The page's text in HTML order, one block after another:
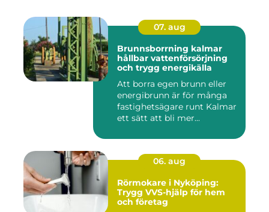
07. aug
Brunnsborrning kalmar
hållbar vattenförsörjning
och trygg energikälla
Att borra egen brunn eller
energibrunn är för många
fastighetsägare runt Kalmar
ett sätt att bli mer...
06. aug
Rörmokare i Nyköping:
Trygg VVS-hjälp för hem
och företag